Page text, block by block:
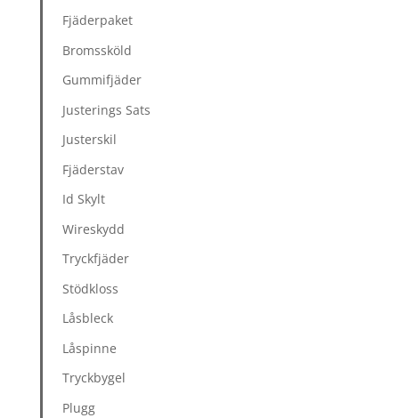
Fjäderpaket
Bromssköld
Gummifjäder
Justerings Sats
Justerskil
Fjäderstav
Id Skylt
Wireskydd
Tryckfjäder
Stödkloss
Låsbleck
Låspinne
Tryckbygel
Plugg